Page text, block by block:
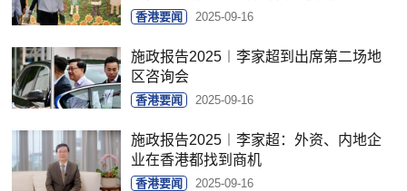
香港要闻 2025-09-16
施政报告2025︱李家超到出席第二场地
区咨询会
香港要闻 2025-09-16
施政报告2025︱李家超：外资、内地企
业在香港都找到商机
香港要闻 2025-09-16